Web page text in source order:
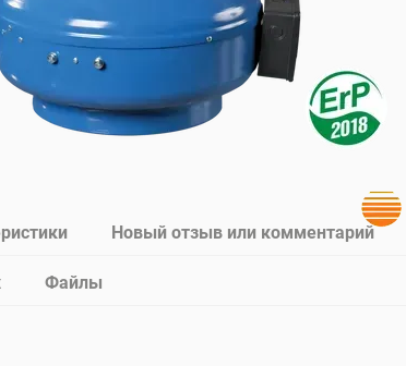
Новый отзыв или комментарий
Файлы